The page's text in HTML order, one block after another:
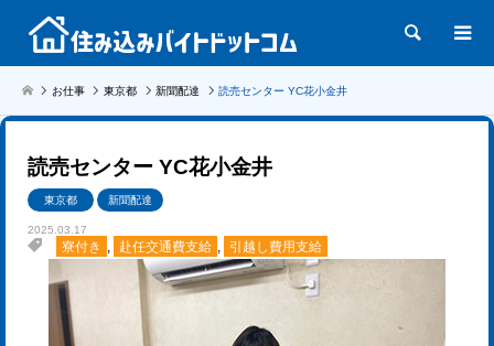
検索
お仕事 東京都 新聞配達 読売センター YC花小金井
読売センター YC花小金井
東京都 新聞配達
2025.03.17
寮付き , 赴任交通費支給 , 引越し費用支給